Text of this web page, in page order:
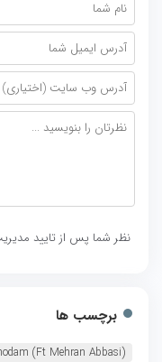
نظر شما پس از تایید
برچسب ها
(Ft Mehran Abbasi)‏